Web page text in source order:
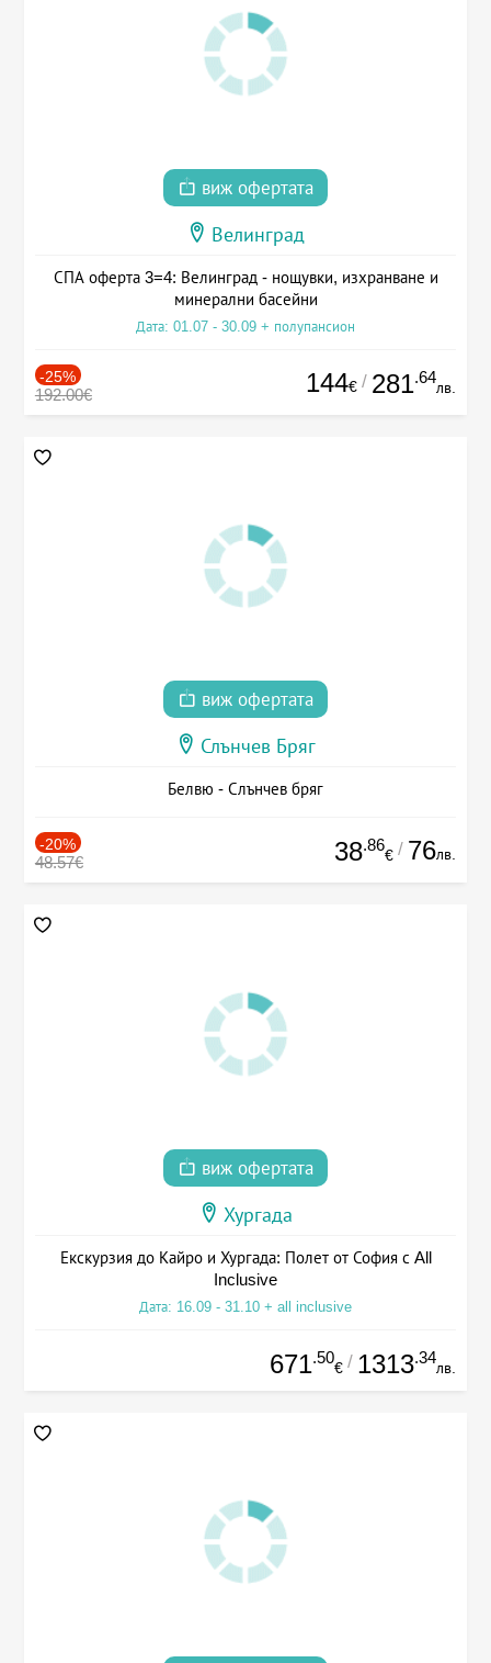
виж офертата
Велинград
СПА оферта 3=4: Велинград - нощувки, изхранване и
минерални басейни
Дата: 01.07 - 30.09 + полупансион
-25%
192.00€ 144€ / 281.64
лв.
виж офертата
Слънчев Бряг
Белвю - Слънчев бряг
-20%
48.57€ 38.86
€ / 76лв.
виж офертата
Хургада
Екскурзия до Кайро и Хургада: Полет от София с All
Inclusive
Дата: 16.09 - 31.10 + all inclusive
671.50
€ / 1313.34
лв.